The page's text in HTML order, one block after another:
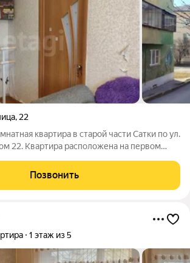
, 22
квартира в старой части Сатки по ул.
22. Квартира расположена на первом
жилая - 30 кв.м. Комнаты смежные,
Позвонить
1 этаж из 5